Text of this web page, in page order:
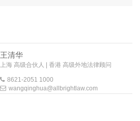
王清华
上海 高级合伙人 | 香港 高级外地法律顾问
8621-2051 1000
wangqinghua@allbrightlaw.com